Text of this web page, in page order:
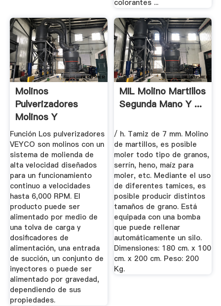
colorantes ...
Molinos
Pulverizadores
Molinos Y
Mezcladoras Veyco
Función Los pulverizadores
VEYCO son molinos con un
sistema de molienda de
alta velocidad diseñados
para un funcionamiento
continuo a velocidades
hasta 6,000 RPM. El
producto puede ser
alimentado por medio de
una tolva de carga y
dosificadores de
alimentación, una entrada
de succión, un conjunto de
inyectores o puede ser
alimentado por gravedad,
dependiendo de sus
propiedades.
MIL Molino Martillos
Segunda Mano Y ...
/ h. Tamiz de 7 mm. Molino
de martillos, es posible
moler todo tipo de granos,
serrín, heno, maíz para
moler, etc. Mediante el uso
de diferentes tamices, es
posible producir distintos
tamaños de grano. Está
equipada con una bomba
que puede rellenar
automáticamente un silo.
Dimensiones: 180 cm. x 100
cm. x 200 cm. Peso: 200
Kg.